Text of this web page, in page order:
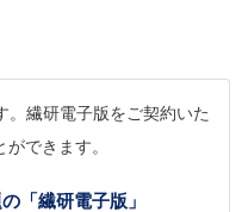
。繊研電子版をご契約いた
できます。
「繊研電子版」